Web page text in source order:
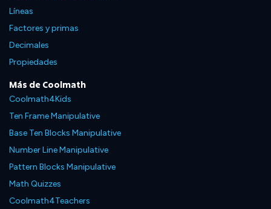
Líneas
Factores y primas
Decimales
Propiedades
Más de Coolmath
Coolmath4Kids
Ten Frame Manipulative
Base Ten Blocks Manipulative
Number Line Manipulative
Pattern Blocks Manipulative
Math Quizzes
Coolmath4Teachers